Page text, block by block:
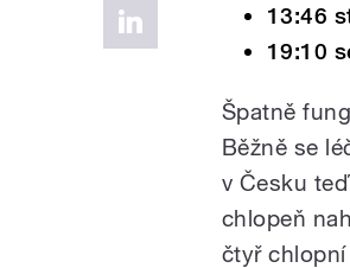
13:46
19:10
Špatně
Běžně se
v Česku
chlopeň
čtyř chlopní